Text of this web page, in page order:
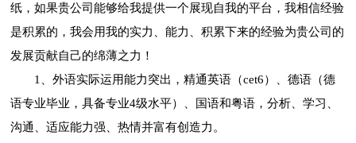
纸，如果贵公司能够给我提供一个展现自我的平台，我相信经验
是积累的，我会用我的实力、能力、积累下来的经验为贵公司的
发展贡献自己的绵薄之力！
1、外语实际运用能力突出，精通英语（cet6）、德语（德
语专业毕业，具备专业4级水平）、国语和粤语，分析、学习、
沟通、适应能力强、热情并富有创造力。